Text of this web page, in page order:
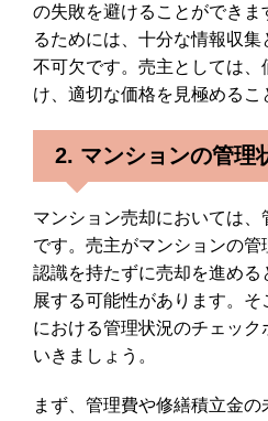
の失敗を避けることができま
るためには、十分な情報収
不可欠です。売主としては、
け、適切な価格を見極めるこ
2. マンションの管理
マンション売却においては
です。売主がマンションの
認識を持たずに売却を進める
展する可能性があります。
における管理状況のチェック
いきましょう。
まず、管理費や修繕積立金の